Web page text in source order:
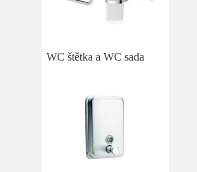
WC štětka a WC sada